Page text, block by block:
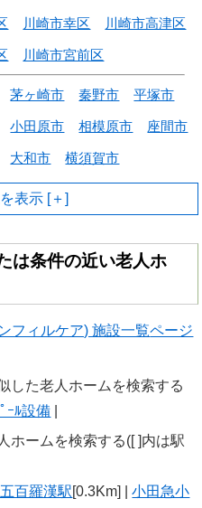
川崎市幸区 川崎市高津区
川崎市宮前区
茅ヶ崎市 秦野市 平塚市
小田原市 相模原市 座間市
大和市 横須賀市
は条件の近い老人ホ
フィルケア) 施設一覧ページ
した老人ホームを検索する
ｰﾙ設備
ホームを検索する([ ]内は駅
百羅漢駅[0.3Km] |小田急小